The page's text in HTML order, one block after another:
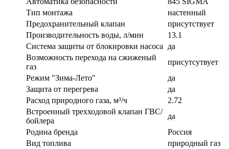
Тип монтажа
настенный
Предохранительный клапан
присутствует
Производительность воды, л/мин
13.1
Система защиты от блокировки насоса
да
Возможность перехода на сжиженый
газ
присутсутвует
Режим "Зима-Лето"
да
Защита от перегрева
да
Расход природного газа, м³/ч
2.72
Встроенный трехходовой клапан ГВС/
бойлера
да
Родина бренда
Россия
Вид топлива
природный газ